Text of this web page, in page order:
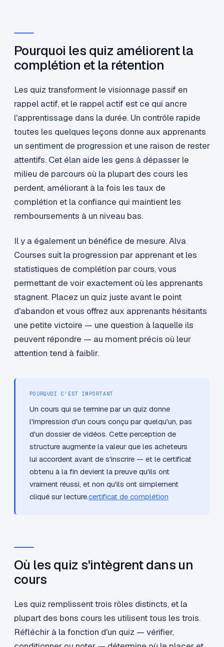
Pourquoi les quiz améliorent la
complétion et la rétention
Les quiz transforment le visionnage passif en
rappel actif, et le rappel actif est ce qui ancre
l'apprentissage dans la durée. Un contrôle rapide
toutes les quelques leçons donne aux apprenants
un sentiment de progression et une raison de rester
attentifs. Cet élan aide les gens à dépasser le
milieu de parcours où la plupart des cours les
perdent, améliorant à la fois les taux de
complétion et la confiance qui maintient les
remboursements à un niveau bas.
Il y a également un bénéfice de mesure. Alva
Courses suit la progression par apprenant et les
statistiques de complétion par cours, vous
permettant de voir exactement où les apprenants
stagnent. Placez un quiz juste avant le point
d'abandon et vous offrez aux apprenants hésitants
une petite victoire — une question à laquelle ils
peuvent répondre — au moment précis où leur
attention tend à faiblir.
POURQUOI C'EST IMPORTANT
Un cours qui se termine par un quiz donne
l'impression d'un cours conçu par quelqu'un, pas
d'un dossier de vidéos. Cette perception de
structure augmente la valeur que les acheteurs
lui accordent avant de s'inscrire — et le certificat
obtenu à la fin devient la preuve qu'ils ont
vraiment réussi, et non qu'ils ont simplement
cliqué sur lecture.certificat de complétion
Où les quiz s'intègrent dans un
cours
Les quiz remplissent trois rôles distincts, et la
plupart des bons cours les utilisent tous les trois.
Réfléchir à la fonction d'un quiz — vérifier,